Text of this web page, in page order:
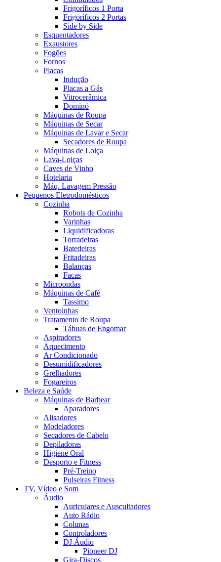
Frigoríficos 1 Porta
Frigoríficos 2 Portas
Side by Side
Esquentadores
Exaustores
Fogões
Fornos
Placas
Indução
Placas a Gás
Vitrocerâmica
Dominó
Máquinas de Roupa
Máquinas de Secar
Máquinas de Lavar e Secar
Secadores de Roupa
Máquinas de Loiça
Lava-Loiças
Caves de Vinho
Hotelaria
Máq. Lavagem Pressão
Pequenos Eletrodomésticos
Cozinha
Robots de Cozinha
Varinhas
Liquidificadoras
Torradeiras
Batedeiras
Fritadeiras
Balanças
Facas
Microondas
Máquinas de Café
Tassimo
Ventoinhas
Tratamento de Roupa
Tábuas de Engomar
Aspiradores
Aquecimento
Ar Condicionado
Desumidificadores
Grelhadores
Fogareiros
Beleza e Saúde
Máquinas de Barbear
Aparadores
Alisadores
Modeladores
Secadores de Cabelo
Depiladoras
Higiene Oral
Desporto e Fitness
Pré-Treino
Pulseiras Fitness
TV, Vídeo e Som
Áudio
Auriculares e Auscultadores
Auto Rádio
Colunas
Controladores
DJ Áudio
Pioneer DJ
Gira-Discos